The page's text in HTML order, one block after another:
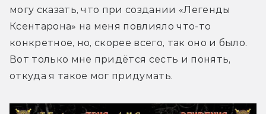
могу сказать, что при создании «Легенды
Ксентарона» на меня повлияло что-то
конкретное, но, скорее всего, так оно и было.
Вот только мне придётся сесть и понять,
откуда я такое мог придумать.